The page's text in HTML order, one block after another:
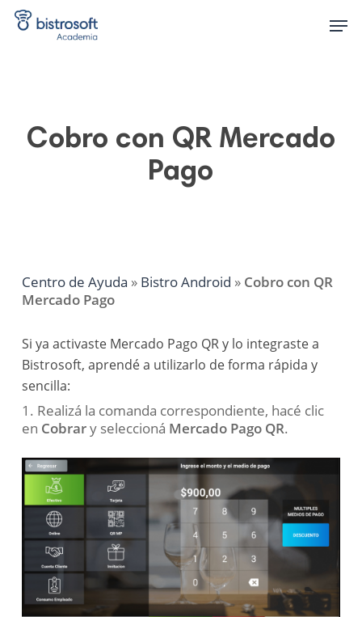
Skip
Cobro con QR Mercado
Pago
Centro de Ayuda » Bistro Android » Cobro con QR
Mercado Pago
Si ya activaste Mercado Pago QR y lo integraste a
Bistrosoft, aprendé a utilizarlo de forma rápida y
sencilla:
1. Realizá la comanda correspondiente, hacé clic
en Cobrary seleccioná Mercado Pago QR.